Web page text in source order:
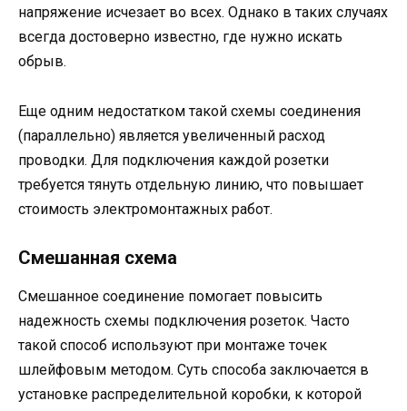
напряжение исчезает во всех. Однако в таких случаях
всегда достоверно известно, где нужно искать
обрыв.
Еще одним недостатком такой схемы соединения
(параллельно) является увеличенный расход
проводки. Для подключения каждой розетки
требуется тянуть отдельную линию, что повышает
стоимость электромонтажных работ.
Смешанная схема
Смешанное соединение помогает повысить
надежность схемы подключения розеток. Часто
такой способ используют при монтаже точек
шлейфовым методом. Суть способа заключается в
установке распределительной коробки, к которой